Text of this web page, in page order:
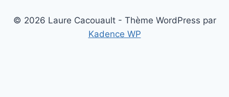
© 2026 Laure Cacouault - Thème WordPress par
Kadence WP